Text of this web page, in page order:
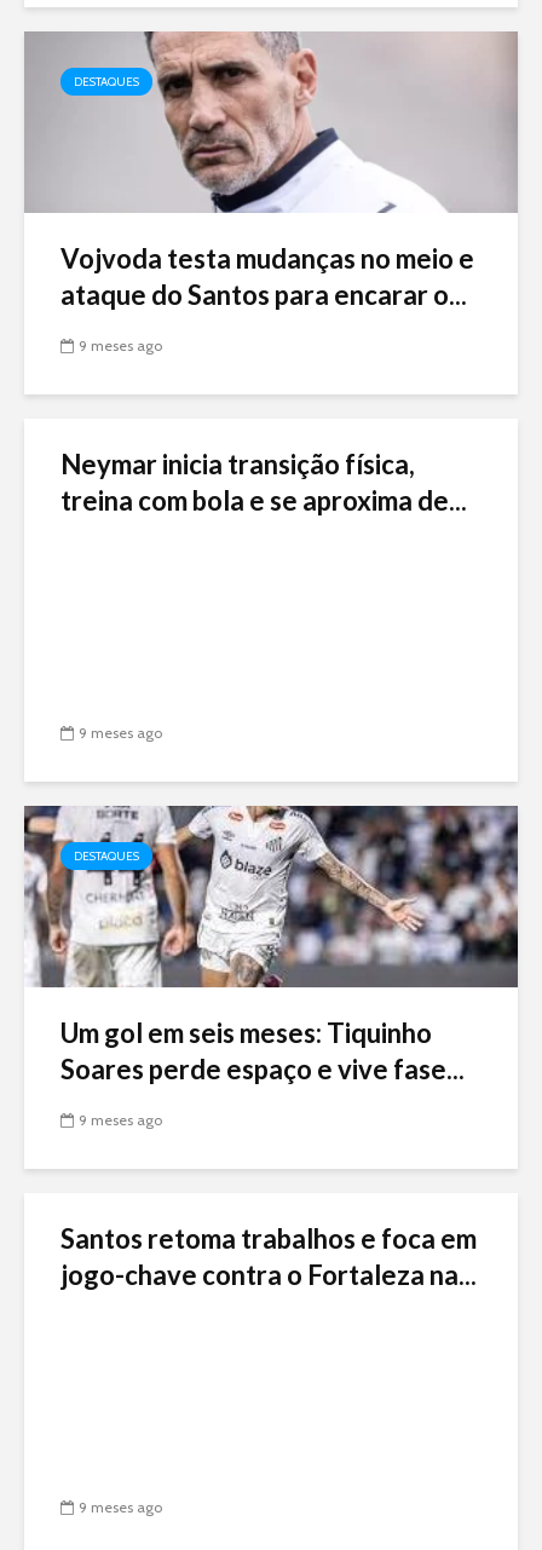
DESTAQUES
Vojvoda testa mudanças no meio e
ataque do Santos para encarar o...
9 meses ago
Neymar inicia transição física,
treina com bola e se aproxima de...
9 meses ago
DESTAQUES
Um gol em seis meses: Tiquinho
Soares perde espaço e vive fase...
9 meses ago
Santos retoma trabalhos e foca em
jogo-chave contra o Fortaleza na...
9 meses ago